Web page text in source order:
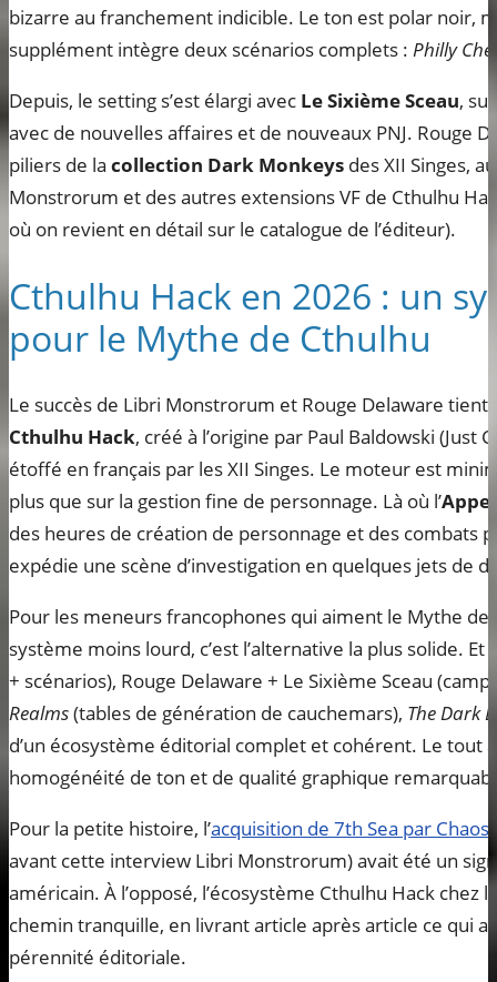
bizarre au franchement indicible. Le ton est polar noir,
supplément intègre deux scénarios complets : Philly
Depuis, le setting s’est élargi avec Le Sixième Sceau,
avec de nouvelles affaires et de nouveaux PNJ. Rouge
piliers de la collection Dark Monkeys des XII Singes,
Monstrorum et des autres extensions VF de Cthulhu
où on revient en détail sur le catalogue de l’éditeur).
Cthulhu Hack en 2026 : un
pour le Mythe de Cthulhu
Le succès de Libri Monstrorum et Rouge Delaware
Cthulhu Hack, créé à l’origine par Paul Baldowski (Just
étoffé en français par les XII Singes. Le moteur est
plus que sur la gestion fine de personnage. Là où l’
des heures de création de personnage et des combats
expédie une scène d’investigation en quelques jets de
Pour les meneurs francophones qui aiment le Mythe
système moins lourd, c’est l’alternative la plus solide.
+ scénarios), Rouge Delaware + Le Sixième Sceau
Realms(tables de génération de cauchemars), The Dark
d’un écosystème éditorial complet et cohérent. Le tout
homogénéité de ton et de qualité graphique
Pour la petite histoire, l’acquisition de 7th Sea par
avant cette interview Libri Monstrorum) avait été un
américain. À l’opposé, l’écosystème Cthulhu Hack chez
chemin tranquille, en livrant article après article ce qui
pérennité éditoriale.